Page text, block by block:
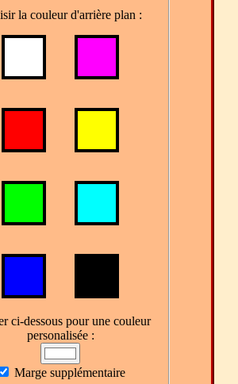
la couleur d'arrière plan :
ci-dessous pour une couleur
personalisée :
Marge supplémentaire